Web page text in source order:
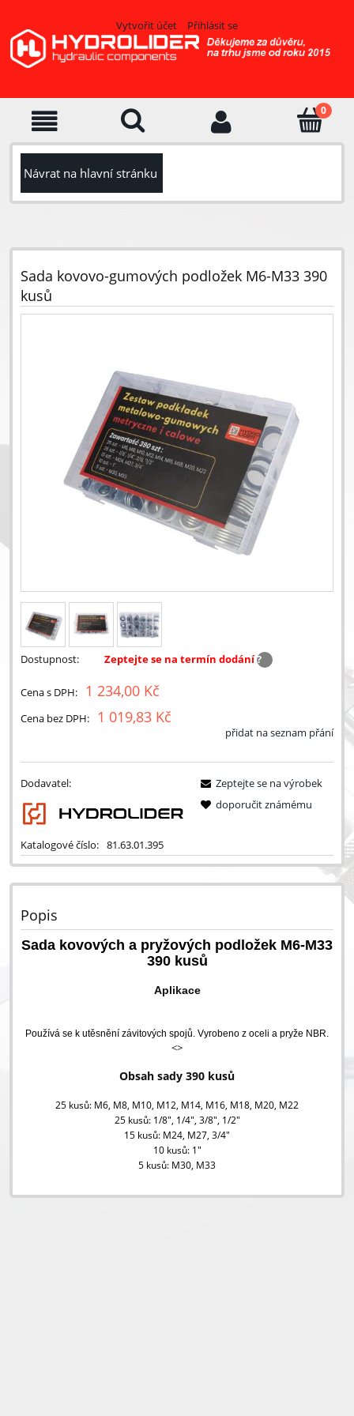
Vytvořit účet Přihlásit se
Návrat na hlavní stránku
Sada kovovo-gumových podložek M6-M33 390
kusů
Dostupnost: Zeptejte se na termín dodání?
Cena s DPH: 1 234,00 Kč
Cena bez DPH: 1 019,83 Kč
přidat na seznam přání
Dodavatel:
Katalogové číslo: 81.63.01.395
Zeptejte se na výrobek
doporučit známému
Popis
Sada kovových a pryžových podložek M6-M33
390 kusů
Aplikace
Používá se k utěsnění závitových spojů. Vyrobeno z oceli a pryže NBR.
<>
Obsah sady 390 kusů
25 kusů: M6, M8, M10, M12, M14, M16, M18, M20, M22
25 kusů: 1/8", 1/4", 3/8", 1/2"
15 kusů: M24, M27, 3/4"
10 kusů: 1"
5 kusů: M30, M33